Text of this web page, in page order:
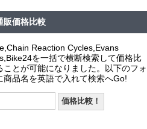
販価格比較
Reaction Cycles,Evans
を一括で横断検索して価格比
ことが可能になりました。以下のフォ
商品名を英語で入れて検索へGo!